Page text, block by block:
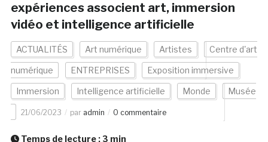
expériences associent art, immersion
vidéo et intelligence artificielle
ACTUALITÉS Art numérique Artistes Centre d'art
numérique ENTREPRISES Exposition immersive
Immersion Intelligence artificielle Monde Musée
21/06/2023 par admin 0 commentaire
Temps de lecture : 3 min